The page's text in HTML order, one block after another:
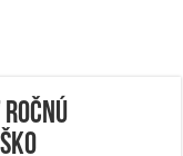
ročnú